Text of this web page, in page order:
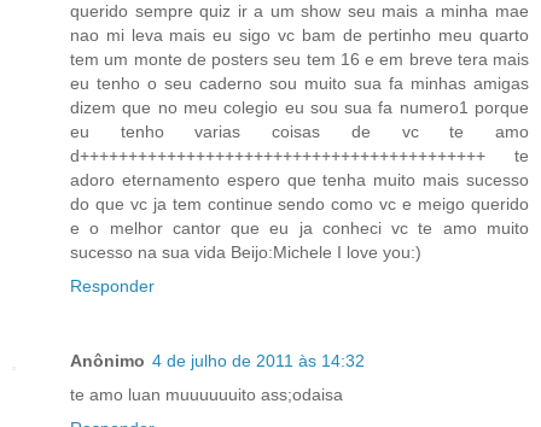
querido sempre quiz ir a um show seu mais a minha mae
nao mi leva mais eu sigo vc bam de pertinho meu quarto
tem um monte de posters seu tem 16 e em breve tera mais
eu tenho o seu caderno sou muito sua fa minhas amigas
dizem que no meu colegio eu sou sua fa numero1 porque
eu tenho varias coisas de vc te amo
d++++++++++++++++++++++++++++++++++++++++++ te
adoro eternamento espero que tenha muito mais sucesso
do que vc ja tem continue sendo como vc e meigo querido
e o melhor cantor que eu ja conheci vc te amo muito
sucesso na sua vida Beijo:Michele I love you:)
Responder
Anônimo 4 de julho de 2011 às 14:32
te amo luan muuuuuuito ass;odaisa